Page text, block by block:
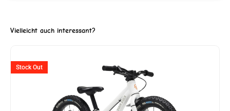
Vielleicht auch interessant?
Stock Out
Preis
war: